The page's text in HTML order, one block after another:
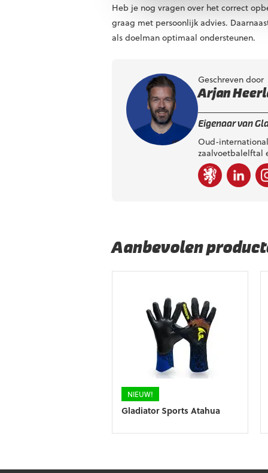
Heb je nog vragen over het correct
graag met persoonlijk advies.
als doelman optimaal ondersteunen.
Geschreven door
Arjan
Eigenaar van
Oud-
zaalvoetbalelftal
Aanbevolen
NIEUW!
Gladiator Sports Atahua